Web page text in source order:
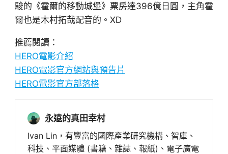
駿的《霍爾的移動城堡》票房達396億日圓，主角霍
爾也是木村拓哉配音的。XD
推薦閱讀：
HERO電影介紹
HERO電影官方網站與預告片
HERO電影官方部落格
永遠的真田幸村
Ivan Lin，有豐富的國際產業研究機構、智庫、
科技、平面媒體 (書籍、雜誌、報紙)、電子廣電